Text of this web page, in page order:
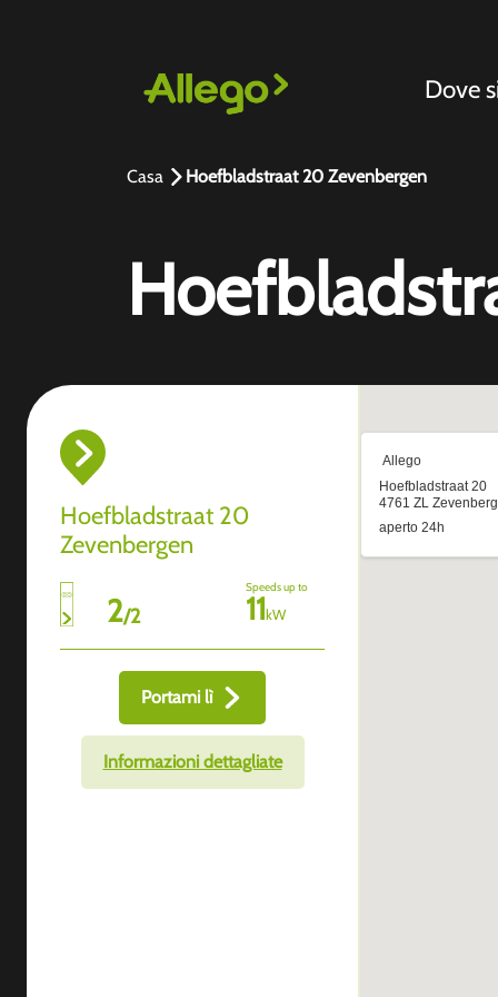
Dove
Casa Hoefbladstraat 20 Zevenbergen
Hoefbladstraat 20
Zevenbergen
2/2
Speeds up to
11kW
Portami lì
Informazioni dettagliate